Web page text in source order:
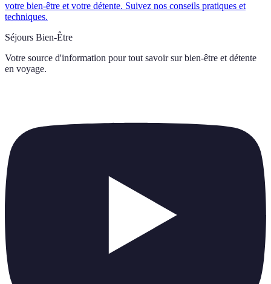
votre bien-être et votre détente. Suivez nos conseils pratiques et
techniques.
Séjours Bien-Être
Votre source d'information pour tout savoir sur bien-être et détente
en voyage.